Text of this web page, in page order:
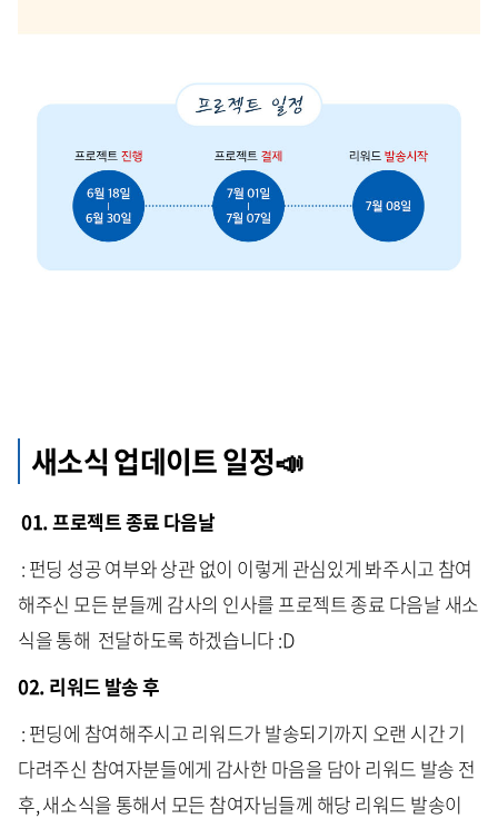
새소식 업데이트 일정📣
01. 프로젝트 종료 다음날
: 펀딩 성공 여부와 상관 없이 이렇게 관심있게 봐주시고 참여
해주신 모든 분들께 감사의 인사를 프로젝트 종료 다음날 새소
식을 통해 전달하도록 하겠습니다 :D
02. 리워드 발송 후
: 펀딩에 참여해주시고 리워드가 발송되기까지 오랜 시간 기
다려주신 참여자분들에게 감사한 마음을 담아 리워드 발송 전
후, 새소식을 통해서 모든 참여자님들께 해당 리워드 발송이